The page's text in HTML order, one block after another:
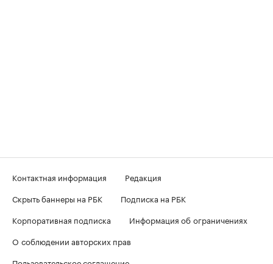
Контактная информация
Редакция
Скрыть баннеры на РБК
Подписка на РБК
Корпоративная подписка
Информация об ограничениях
О соблюдении авторских прав